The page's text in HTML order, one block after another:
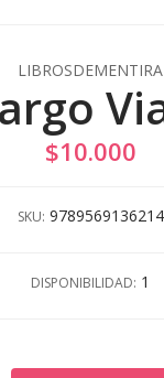
LIBROSDEMENTIRA
$10.000
SKU: 9789569136214
DISPONIBILIDAD: 1